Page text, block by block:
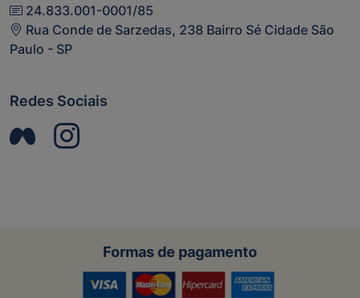
24.833.001-0001/85
Rua Conde de Sarzedas, 238 Bairro Sé Cidade São
Paulo - SP
Redes Sociais
Formas de pagamento